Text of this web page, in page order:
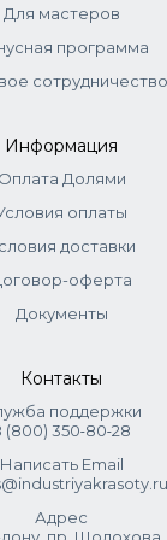
оксидом 1,5–3%
15 мин.
Для мастеров
программа
сотрудничество
Информация
Оплата Долями
оплаты
доставки
оферта
Документы
Контакты
поддержки
(800) 350‑80‑28
Написать Email
Адрес